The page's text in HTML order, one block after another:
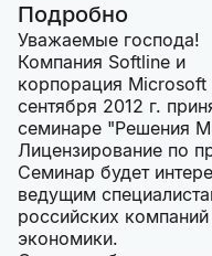
Подробно
Уважаемые господа!
Компания Softline и
корпорация
сентября 2012 г.
семинаре "Решения
Лицензирование по
Семинар будет
ведущим
российских
экономики.